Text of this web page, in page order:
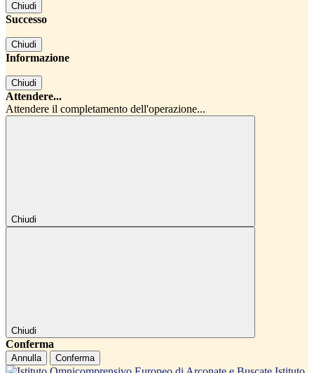
Chiudi
Successo
Chiudi
Informazione
Chiudi
Attendere...
Attendere il completamento dell'operazione...
Chiudi
Chiudi
Conferma
Annulla Conferma